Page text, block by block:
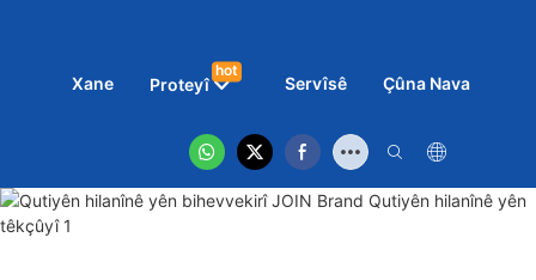
Xane Proteyî
hot
Servîsê Çûna Nava